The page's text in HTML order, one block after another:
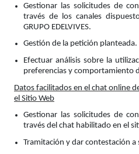
Gestionar las solicitudes de
través de los canales
GRUPO EDELVIVES.
Gestión de la petición planteada.
Efectuar análisis sobre la
preferencias y comportamiento
Datos facilitados en el chat online
el Sitio Web
Gestionar las solicitudes de
través del chat habilitado en el
Tramitación y dar contestación a